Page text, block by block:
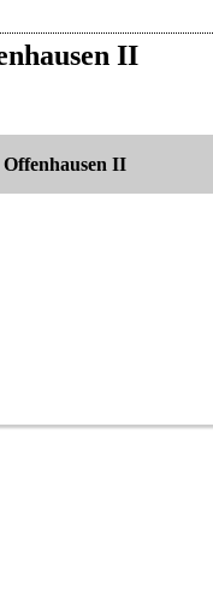
II
II